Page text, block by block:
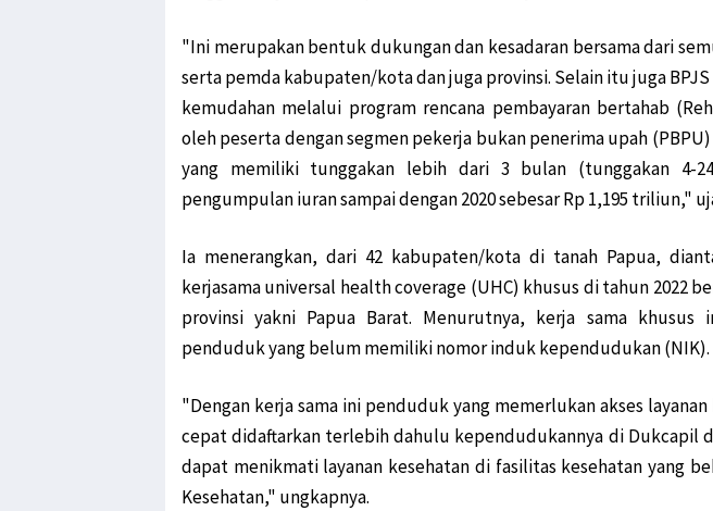
"Ini merupakan bentuk dukungan dan kesadaran bersama dari
serta pemda kabupaten/kota dan juga provinsi. Selain itu juga
kemudahan melalui program rencana pembayaran bertahab
oleh peserta dengan segmen pekerja bukan penerima upah
yang memiliki tunggakan lebih dari 3 bulan (tunggakan 4-
pengumpulan iuran sampai dengan 2020 sebesar Rp 1,195 triliun,"
Ia menerangkan, dari 42 kabupaten/kota di tanah Papua,
kerjasama universal health coverage (UHC) khusus di tahun 2022
provinsi yakni Papua Barat. Menurutnya, kerja sama khusus
penduduk yang belum memiliki nomor induk kependudukan (NIK).
"Dengan kerja sama ini penduduk yang memerlukan akses
cepat didaftarkan terlebih dahulu kependudukannya di Dukcapil
dapat menikmati layanan kesehatan di fasilitas kesehatan yang
Kesehatan," ungkapnya.